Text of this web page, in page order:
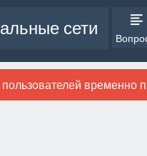
сети
временно